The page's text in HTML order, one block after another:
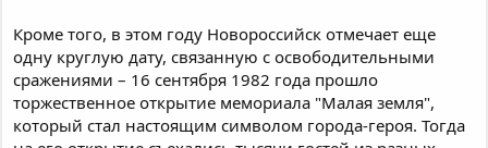
Кроме того, в этом году Новороссийск отмечает еще
одну круглую дату, связанную с освободительными
сражениями – 16 сентября 1982 года прошло
торжественное открытие мемориала "Малая земля",
который стал настоящим символом города-героя. Тогда